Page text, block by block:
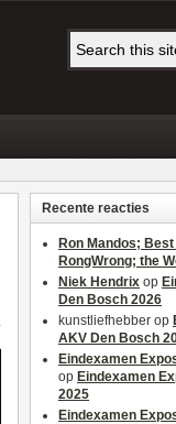
Recente reacties
Ron Mandos;
RongWrong; the
Niek Hendrix op
Den Bosch 2026
kunstliefhebber op
AKV Den Bosch
Eindexamen
op Eindexamen
2025
Eindexamen